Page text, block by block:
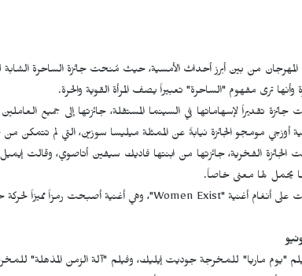
المهرجان من بين أبرز أحداث الأمسية، حيث مُنحت جائزة الساحرة الشابة
ترى مفهوم "الساحرة" تعبيراً يصف المرأة القوية والحرة.
تقديراً لإسهاماتها في السينما المستقلة، جائزتها إلى جميع
مومجو الجائزة نيابةً عن الممثلة ميليسا سوزين، التي لم تتمكن
الفخرية، جائزتها من ابنتها فاديك سيفين أتاصوي، وقالت إيميل
يحمل لها معنى خاصاً.
على أنغام أغنية "Women Exist"، وهي أغنية أصبحت رمزاً مميزاً لحركة
"يوم ماريا" للمخرجة جوديت إيليك، وفيلم "آلة الزمن المذهلة"